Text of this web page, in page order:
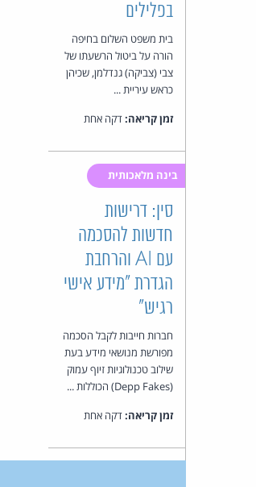
בפלילים
בית משפט השלום בחיפה
הורה על ביטול הרשעתו של
צבי (צביקה) גנדלמן, שכיהן
כראש עיריית ...
זמן קריאה:דקה אחת
בינה מלאכותית
סין: דרישות
חדשות להסכמה
עם AI והרחבת
הגדרת "מידע אישי
רגיש"
חברות חייבות לקבל הסכמה
מפורשת מנושאי מידע בעת
שילוב טכנולוגיות זיוף עמוק
(Depp Fakes) הכוללות ...
זמן קריאה:דקה אחת